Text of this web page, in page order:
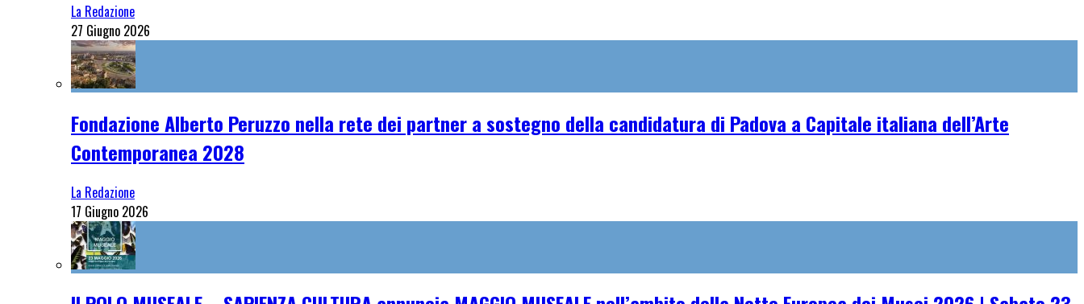
La Redazione
27 Giugno 2026
Fondazione Alberto Peruzzo nella rete dei partner a sostegno della candidatura di Padova a Capitale italiana dell’Arte
Contemporanea 2028
La Redazione
17 Giugno 2026